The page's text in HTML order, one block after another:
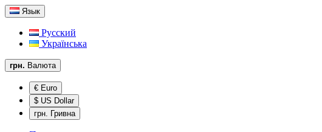
Язык
Русский
Українська
грн. Валюта
€ Euro
$ US Dollar
грн. Гривна